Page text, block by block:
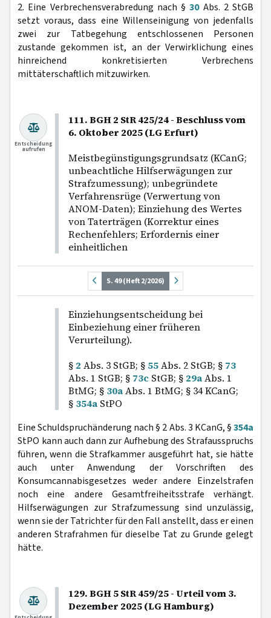
2. Eine Verbrechensverabredung nach §30Abs. 2 StGB
setzt voraus, dass eine Willenseinigung von jedenfalls
zwei zur Tatbegehung entschlossenen Personen
zustande gekommen ist, an der Verwirklichung eines
hinreichend konkretisierten Verbrechens
mittäterschaftlich mitzuwirken.
111. BGH 2 StR 425/24 - Beschluss vom
6. Oktober 2025 (LG Erfurt)
Meistbegünstigungsgrundsatz (KCanG;
unbeachtliche Hilfserwägungen zur
Strafzumessung); unbegründete
Verfahrensrüge (Verwertung von
ANOM-Daten); Einziehung des Wertes
von Taterträgen (Korrektur eines
Rechenfehlers; Erfordernis einer
einheitlichen
Entscheidung
aufrufen
S. 49 (Heft 2/2026)
Einziehungsentscheidung bei
Einbeziehung einer früheren
Verurteilung).
§ 2 Abs. 3 StGB; § 55Abs. 2 StGB; § 73
Abs. 1 StGB; § 73c StGB; § 29aAbs. 1
BtMG; § 30aAbs. 1 BtMG; § 34 KCanG;
§ 354a StPO
Eine Schuldspruchänderung nach § 2 Abs. 3 KCanG, §354a
StPO kann auch dann zur Aufhebung des Strafausspruchs
führen, wenn die Strafkammer ausgeführt hat, sie hätte
auch unter Anwendung der Vorschriften des
Konsumcannabisgesetzes weder andere Einzelstrafen
noch eine andere Gesamtfreiheitsstrafe verhängt.
Hilfserwägungen zur Strafzumessung sind unzulässig,
wenn sie der Tatrichter für den Fall anstellt, dass er einen
anderen Strafrahmen für dieselbe Tat zu Grunde gelegt
hätte.
129. BGH 5 StR 459/25 - Urteil vom 3.
Dezember 2025 (LG Hamburg)